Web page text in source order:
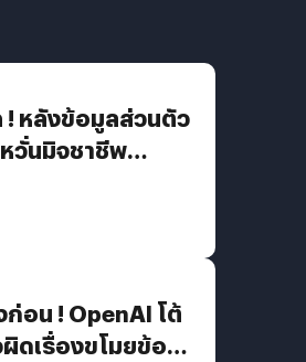
! หลังข้อมูลส่วนตัว
วั่นมิจชาชีพ
ม่ใช่แฮ็กเกอร์
อน ! OpenAI โต้
ดเรื่องขโมยข้อมูล